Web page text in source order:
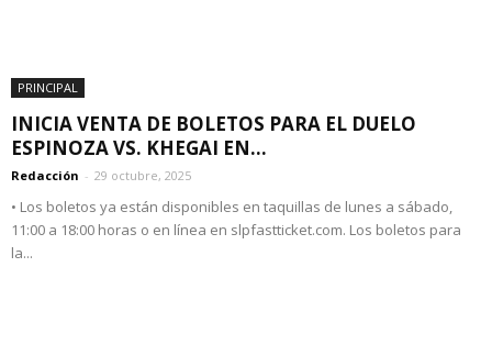
PRINCIPAL
INICIA VENTA DE BOLETOS PARA EL DUELO
ESPINOZA VS. KHEGAI EN...
Redacción - 29 octubre, 2025
• Los boletos ya están disponibles en taquillas de lunes a sábado,
11:00 a 18:00 horas o en línea en slpfastticket.com. Los boletos para
la...